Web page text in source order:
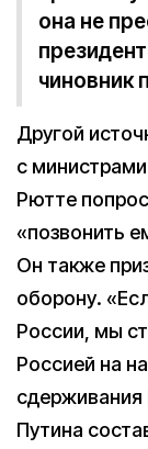
она не
чиновник
Другой
с
Рютте
«позвонить
Он также
оборону.
России, мы
Россией на
сдерживания
Путина